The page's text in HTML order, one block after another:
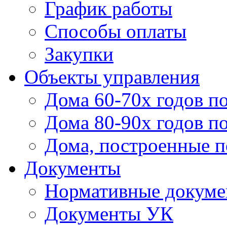
График работы
Способы оплаты
Закупки
Объекты управления
Дома 60-70х годов
Дома 80-90х годов
Дома, построенные
Документы
Нормативные
Документы УК